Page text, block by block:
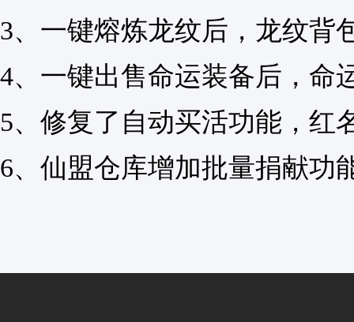
3、一键熔炼龙纹后，龙纹背
4、一键出售命运装备后，命
5、修复了自动买活功能，红
6、仙盟仓库增加批量捐献功